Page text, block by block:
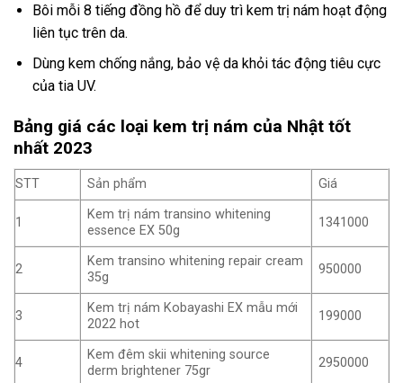
Bôi mỗi 8 tiếng đồng hồ để duy trì kem trị nám hoạt động
liên tục trên da.
Dùng kem chống nắng, bảo vệ da khỏi tác động tiêu cực
của tia UV.
Bảng giá các loại kem trị nám của Nhật tốt
nhất 2023
STT Sản phẩm Giá
1
Kem trị nám transino whitening
essence EX 50g
1341000
2
Kem transino whitening repair cream
35g
950000
3
Kem trị nám Kobayashi EX mẫu mới
2022 hot
199000
4
Kem đêm skii whitening source
derm brightener 75gr
2950000